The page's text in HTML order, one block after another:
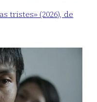
tristes» (2026), de